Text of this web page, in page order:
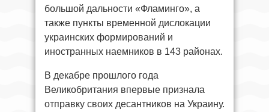
большой дальности «Фламинго», а
также пункты временной дислокации
украинских формирований и
иностранных наемников в 143 районах.
В декабре прошлого года
Великобритания впервые признала
отправку своих десантников на Украину.